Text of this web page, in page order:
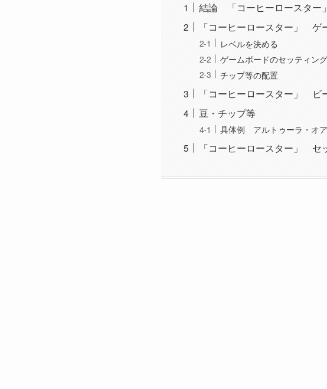
結論 「コーヒーロースター
「コーヒーロースター」 ゲ
レベルを決める
ゲームボードのセッティング
チップ等の配置
「コーヒーロースター」 ビ
豆・チップ等
具体例 アルトゥーラ・オ
「コーヒーロースター」